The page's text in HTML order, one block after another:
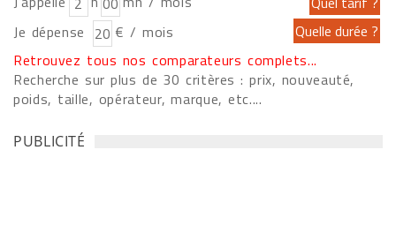
Je dépense
€ / mois
Retrouvez tous nos comparateurs complets...
Recherche sur plus de 30 critères : prix, nouveauté,
poids, taille, opérateur, marque, etc....
PUBLICITÉ